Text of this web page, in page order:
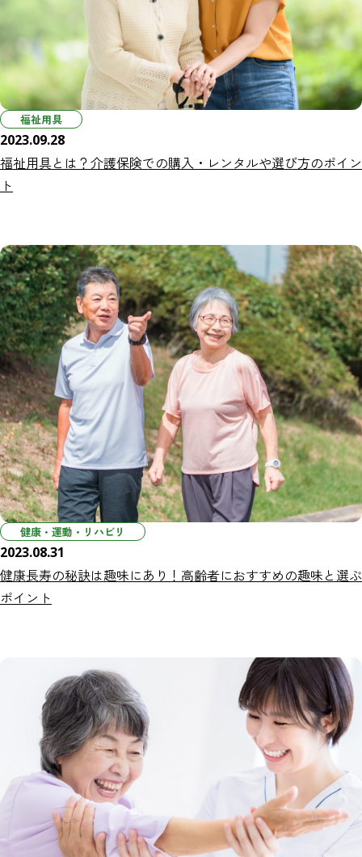
福祉用具
2023.09.28
福祉用具とは？介護保険での購入・レンタルや選び方のポイン
ト
健康・運動・リハビリ
2023.08.31
健康長寿の秘訣は趣味にあり！高齢者におすすめの趣味と選ぶ
ポイント